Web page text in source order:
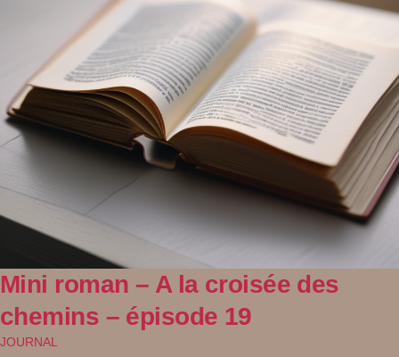
Mini roman – A la croisée des
chemins – épisode 19
JOURNAL